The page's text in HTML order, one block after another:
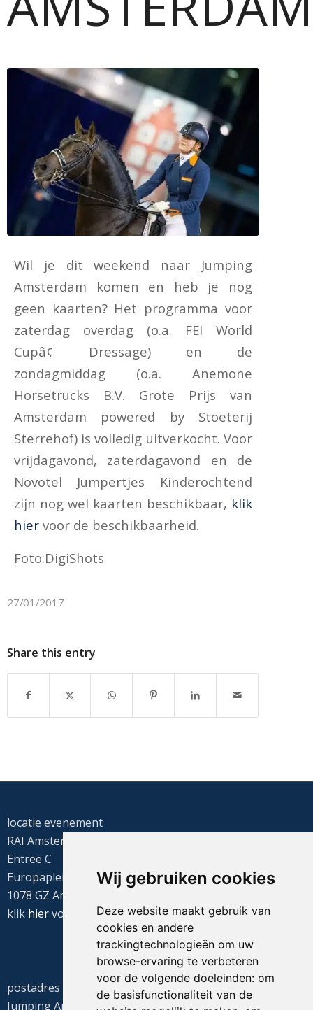
Wij gebruiken cookies
Deze website maakt gebruik van
cookies en andere
trackingtechnologieën om uw
browse-ervaring te verbeteren
voor de volgende doeleinden: om
de basisfunctionaliteit van de
Wil je dit weekend naar Jumping
Amsterdam komen en heb je nog
geen kaarten? Het programma voor
zaterdag overdag (o.a. FEI World
Cupâ¢ Dressage) en de
zondagmiddag (o.a. Anemone
Horsetrucks B.V. Grote Prijs van
Amsterdam powered by Stoeterij
Sterrehof) is volledig uitverkocht. Voor
vrijdagavond, zaterdagavond en de
Novotel Jumpertjes Kinderochtend
zijn nog wel kaarten beschikbaar, klik
hier voor de beschikbaarheid.
Foto:DigiShots
27/01/2017
Share this entry
locatie evenement
RAI Amsterdam
Entree C
Europaplein 22
1078 GZ Amsterdam
klik hiervoor de routebeschrijving
postadres
Jumping Amsterdam